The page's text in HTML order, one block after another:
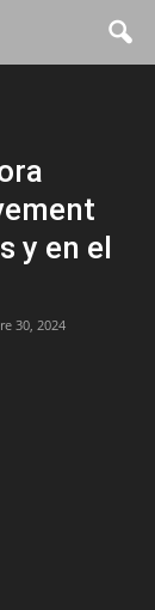
y en el
30, 2024